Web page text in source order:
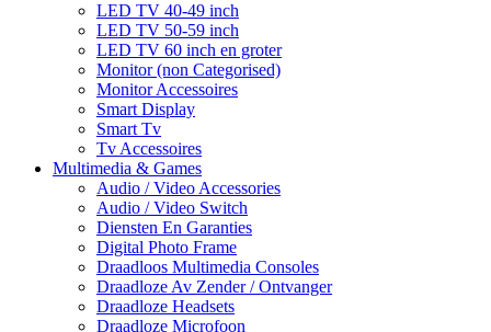
LED TV 40-49 inch
LED TV 50-59 inch
LED TV 60 inch en groter
Monitor (non Categorised)
Monitor Accessoires
Smart Display
Smart Tv
Tv Accessoires
Multimedia & Games
Audio / Video Accessories
Audio / Video Switch
Diensten En Garanties
Digital Photo Frame
Draadloos Multimedia Consoles
Draadloze Av Zender / Ontvanger
Draadloze Headsets
Draadloze Microfoon